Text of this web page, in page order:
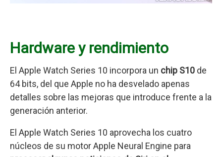
Hardware y rendimiento
El Apple Watch Series 10 incorpora un chip S10 de
64 bits, del que Apple no ha desvelado apenas
detalles sobre las mejoras que introduce frente a la
generación anterior.
El Apple Watch Series 10 aprovecha los cuatro
núcleos de su motor Apple Neural Engine para